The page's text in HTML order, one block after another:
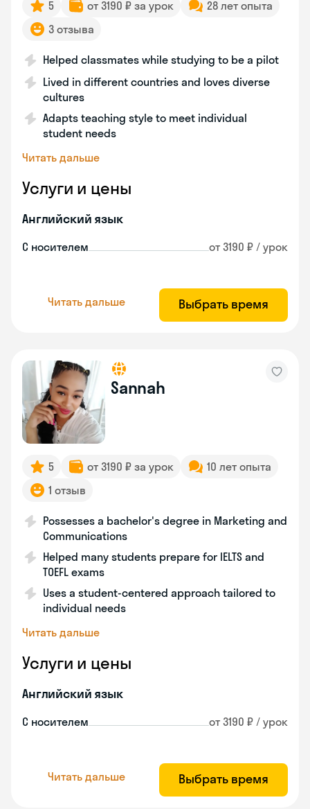
5 от 3190 ₽ за урок
28 лет опыта
3 отзыва
Helped classmates while studying to be a pilot
Lived in different countries and loves diverse
cultures
Adapts teaching style to meet individual
student needs
Читать дальше
Услуги и цены
Английский язык
С носителем от 3190 ₽ / урок
Читать дальше Выбрать время
Sannah
5 от 3190 ₽ за урок
10 лет опыта
1 отзыв
Possesses a bachelor's degree in Marketing and
Communications
Helped many students prepare for IELTS and
TOEFL exams
Uses a student-centered approach tailored to
individual needs
Читать дальше
Услуги и цены
Английский язык
С носителем от 3190 ₽ / урок
Читать дальше Выбрать время